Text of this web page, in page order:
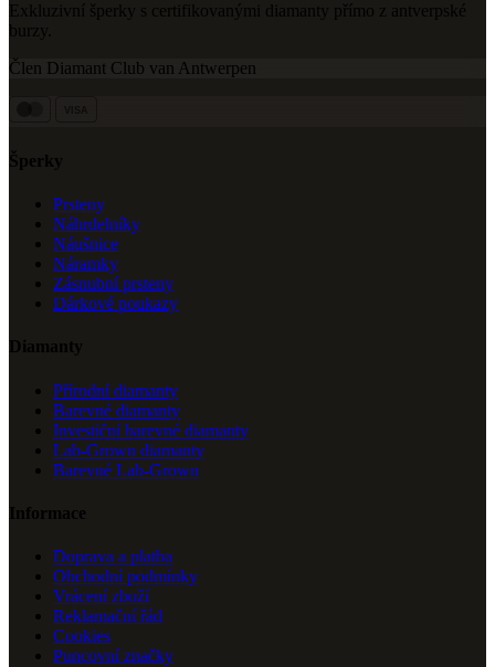
Exkluzivní šperky s certifikovanými diamanty přímo z antverpské
burzy.
Člen Diamant Club van Antwerpen
Šperky
Prsteny
Náhrdelníky
Náušnice
Náramky
Zásnubní prsteny
Dárkové poukazy
Diamanty
Přírodní diamanty
Barevné diamanty
Investiční barevné diamanty
Lab-Grown diamanty
Barevné Lab-Grown
Informace
Doprava a platba
Obchodní podmínky
Vrácení zboží
Reklamační řád
Cookies
Puncovní značky